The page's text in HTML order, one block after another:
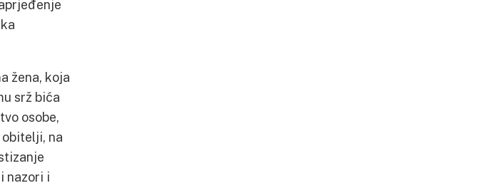
žena, koja
srž bića
osobe,
na
nazori i